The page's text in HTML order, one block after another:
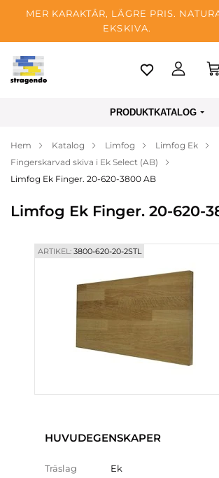
MER KARAKTÄR, LÄGRE PRIS.
EKSKIVA.
Tallinn
Betalning
Om företaget
Blogg
PRODUKTKATALOG
Hem Katalog Limfog
Limfog Ek
Fingerskarvad skiva i Ek Select (AB)
Limfog Ek Finger. 20-620-3800 AB
Limfog Ek Finger. 20-620-
ARTIKEL:3800-620-20-2STL
HUVUDEGENSKAPER
Träslag Ek